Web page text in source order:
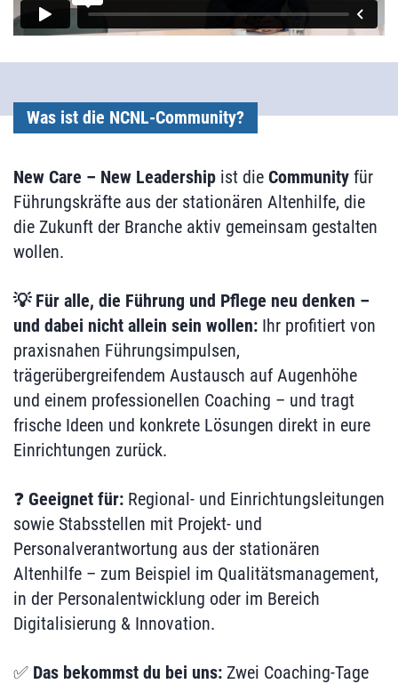
Was ist die NCNL‑Community?
New Care – New Leadership ist die Community für
Führungskräfte aus der stationären Altenhilfe, die
die Zukunft der Branche aktiv gemeinsam gestalten
wollen.
💡 Für alle, die Führung und Pflege neu denken –
und dabei nicht allein sein wollen: Ihr profitiert von
praxisnahen Führungsimpulsen,
trägerübergreifendem Austausch auf Augenhöhe
und einem professionellen Coaching – und tragt
frische Ideen und konkrete Lösungen direkt in eure
Einrichtungen zurück.
❓ Geeignet für: Regional- und Einrichtungsleitungen
sowie Stabsstellen mit Projekt- und
Personalverantwortung aus der stationären
Altenhilfe – zum Beispiel im Qualitätsmanagement,
in der Personalentwicklung oder im Bereich
Digitalisierung & Innovation.
✅ Das bekommst du bei uns: Zwei Coaching-Tage